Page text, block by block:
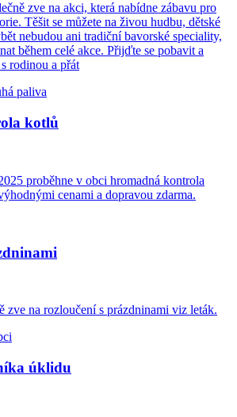
zve na akci, která nabídne zábavu pro
Těšit se můžete na živou hudbu, dětské
nebudou ani tradiční bavorské speciality,
během celé akce. Přijďte se pobavit a
rodinou a přát
kotlů
proběhne v obci hromadná kontrola
cenami a dopravou zdarma.
zve na rozloučení s prázdninami viz leták.
úklidu